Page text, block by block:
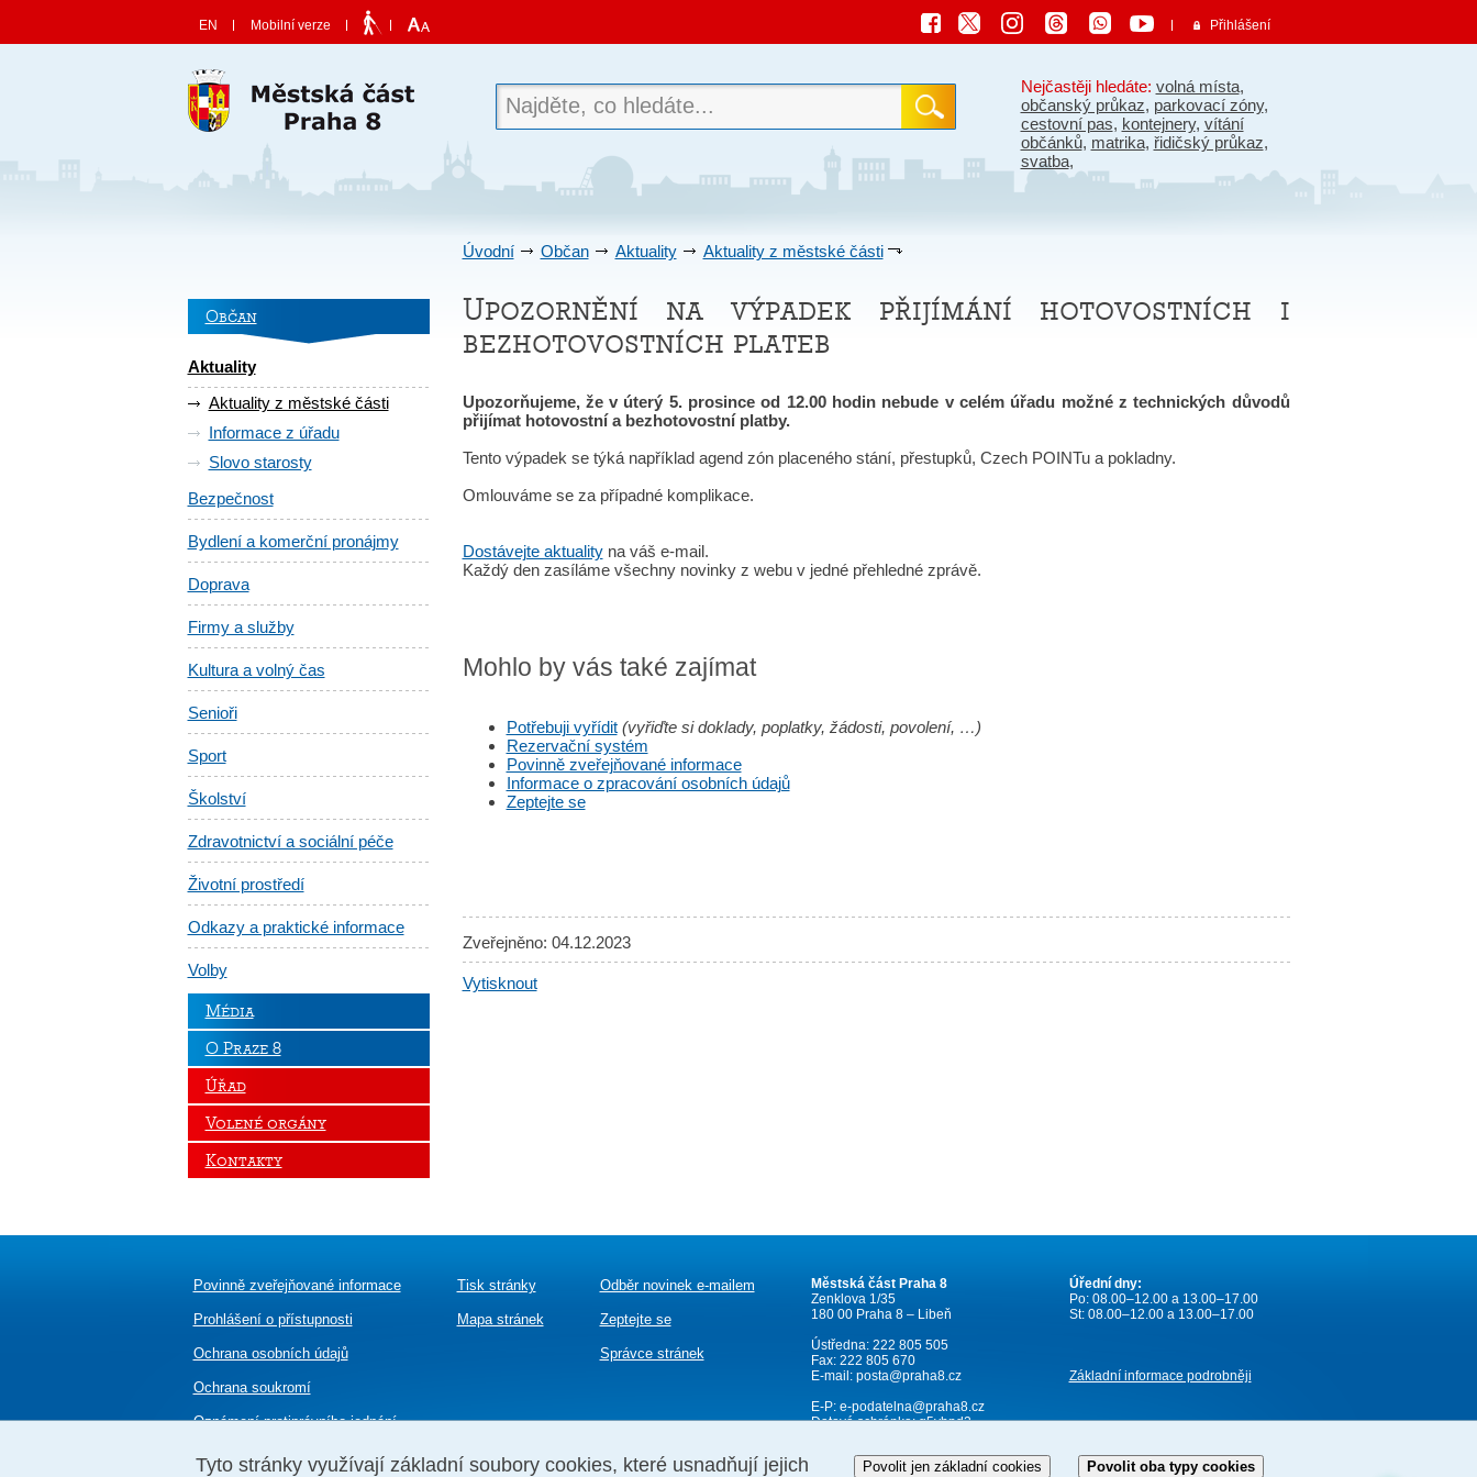
EN Mobilní verze Přihlášení
Nejčastěji hledáte: volná místa,
občanský průkaz, parkovací zóny,
cestovní pas, kontejnery, vítání
občánků, matrika, řidičský průkaz,
svatba,
Úvodní Občan Aktuality Aktuality z městské části
Občan
Aktuality
Aktuality z městské části
Informace z úřadu
Slovo starosty
Bezpečnost
Bydlení a komerční pronájmy
Doprava
Firmy a služby
Kultura a volný čas
Senioři
Sport
Školství
Zdravotnictví a sociální péče
Životní prostředí
Odkazy a praktické informace
Volby
Média
O Praze 8
Úřad
Volené orgány
Kontakty
Upozornění na výpadek přijímání hotovostních i
bezhotovostních plateb
Upozorňujeme, že v úterý 5. prosince od 12.00 hodin nebude v celém úřadu možné z technických důvodů
přijímat hotovostní a bezhotovostní platby.
Tento výpadek se týká například agend zón placeného stání, přestupků, Czech POINTu a pokladny.
Omlouváme se za případné komplikace.
Dostávejte aktualityna váš e-mail.
Každý den zasíláme všechny novinky z webu v jedné přehledné zprávě.
Mohlo by vás také zajímat
Potřebuji vyřídit (vyřiďte si doklady, poplatky, žádosti, povolení, …)
Rezervační systém
Povinně zveřejňované informace
Informace o zpracování osobních údajů
Zeptejte se
Zveřejněno: 04.12.2023
Vytisknout
Povinně zveřejňované informace
Prohlášení o přístupnosti
Ochrana osobních údajů
Ochrana soukromí
Oznámeníprotiprávního jednání
Tisk stránky
Mapa stránek
Odběr novinek e-mailem
Zeptejte se
Správce stránek
Městská část Praha 8
Zenklova 1/35
180 00 Praha 8 – Libeň
Ústředna: 222 805 505
Fax: 222 805 670
E-mail: posta@praha8.cz
E-P:e-podatelna@praha8.cz
Datová schránka: g5ybpd2
Úřední dny:
Po: 08.00–12.00 a 13.00–17.00
St: 08.00–12.00 a 13.00–17.00
Základní informace podrobněji
Tyto stránky využívají základní soubory cookies, které usnadňují jejich Povolit jen základní cookies Povolit oba typy cookies